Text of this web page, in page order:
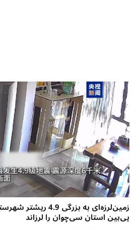
زمین‌لرزه‌ای به بزرگی
یی‌بین استان سی‌چوان را لرزاند